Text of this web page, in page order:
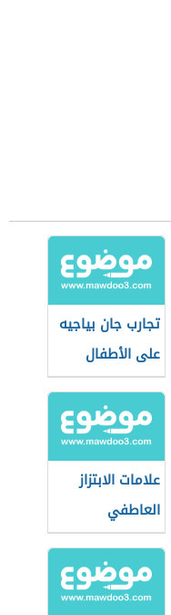
تجارب جان بياجيه
على الأطفال
علامات الابتزاز
العاطفي